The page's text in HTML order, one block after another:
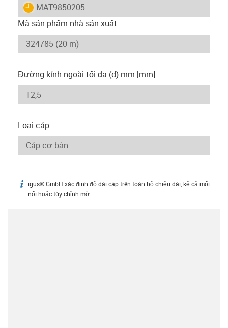
igus-icon-lieferzeit
MAT9850205
Mã sản phẩm nhà sản xuất
Đường kính ngoài tối đa (d) mm [mm]
Loại cáp
igus-icon-info
igus® GmbH xác định độ dài cáp trên toàn bộ chiều dài, kể cả mối
nối hoặc tùy chỉnh mờ.